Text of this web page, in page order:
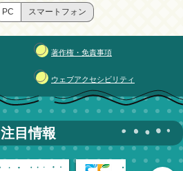
PC スマートフォン
著作権・免責事項
ウェブアクセシビリティ
注目情報